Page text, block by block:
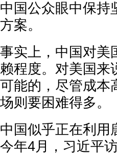
中国公众眼中保
方案。
事实上，中国对美
赖程度。对美国来
可能的，尽管成本
场则要困难得多。
中国似乎正在利用
今年4月，习近平